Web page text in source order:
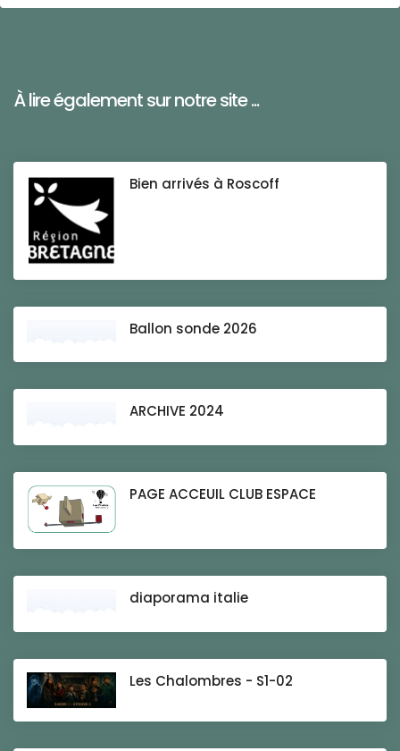
À lire également sur notre site ...
Bien arrivés à Roscoff
Ballon sonde 2026
ARCHIVE 2024
PAGE ACCEUIL CLUB ESPACE
diaporama italie
Les Chalombres - S1-02